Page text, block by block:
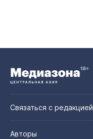
Связаться с редакцией
Авторы